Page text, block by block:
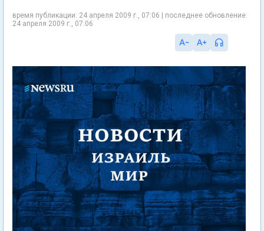
время публикации: 24 апреля 2009 г., 07:06 | последнее обновление:
24 апреля 2009 г., 07:06